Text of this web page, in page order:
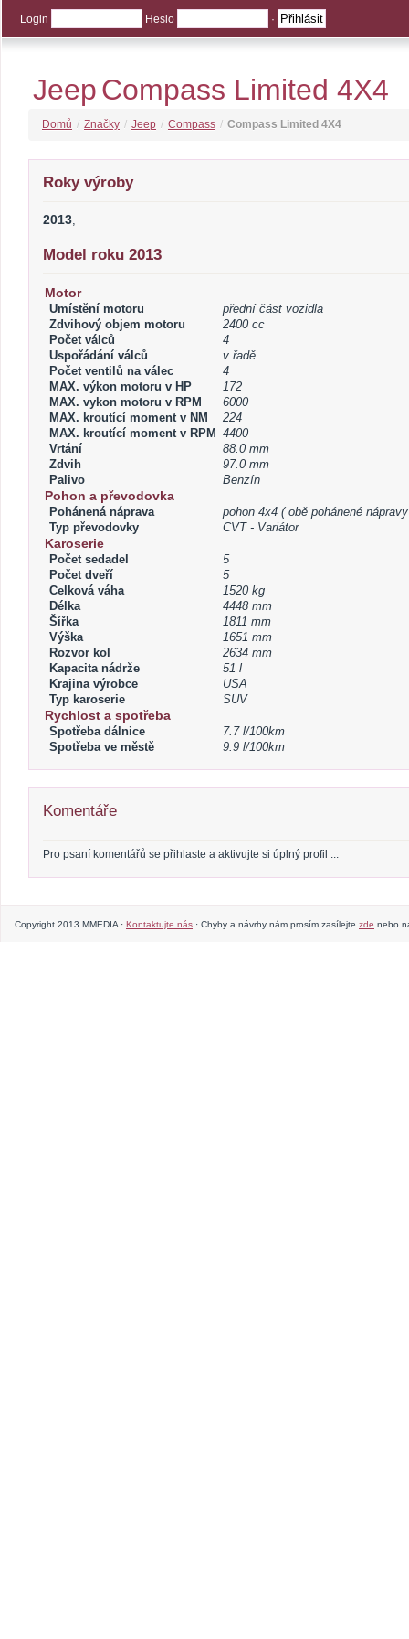
Login Heslo ·
JeepCompass Limited 4X4
Domů / Značky / Jeep / Compass / Compass Limited 4X4
Roky výroby
2013,
Model roku 2013
Motor
Umístění motoru
přední část vozidla
Zdvihový objem motoru
2400 cc
Počet válců
4
Uspořádání válců
v řadě
Počet ventilů na válec
4
MAX. výkon motoru v HP
172
MAX. vykon motoru v RPM
6000
MAX. kroutící moment v NM
224
MAX. kroutící moment v RPM 4400
Vrtání
88.0 mm
Zdvih
97.0 mm
Palivo
Benzín
Pohon a převodovka
Pohánená náprava
pohon 4x4 ( obě pohánené
Typ převodovky
CVT - Variátor
Karoserie
Počet sedadel
5
Počet dveří
5
Celková váha
1520 kg
Délka
4448 mm
Šířka
1811 mm
Výška
1651 mm
Rozvor kol
2634 mm
Kapacita nádrže
51 l
Krajina výrobce
USA
Typ karoserie
SUV
Rychlost a spotřeba
Spotřeba dálnice
7.7 l/100km
Spotřeba ve městě
9.9 l/100km
Komentáře
Pro psaní komentářů se přihlaste a aktivujte si úplný profil ...
Copyright 2013 MMEDIA · Kontaktujte nás · Chyby a návrhy nám prosím zasílejte zde nebo